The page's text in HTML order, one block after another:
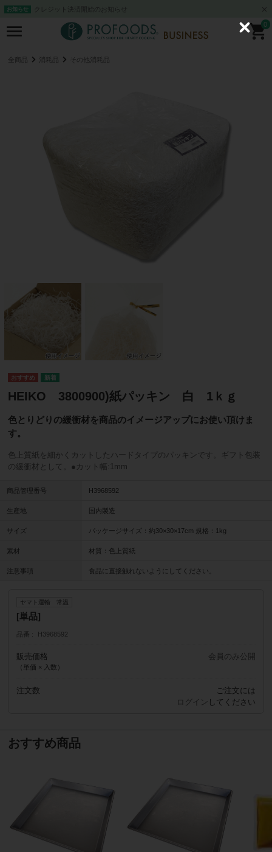
お知らせ クレジット決済開始のお知らせ
0
全商品 消耗品 その他消耗品
HEIKO 3800900)紙パッキン 白 1ｋｇ
色とりどりの緩衝材を商品のイメージアップにお使い頂けま
す。
色上質紙を細かくカットしたハードタイプのパッキンです。ギフト包装
の緩衝材として。●カット幅:1mm
商品管理番号 H3968592
生産地 国内製造
サイズ パッケージサイズ：約30×30×17cm 規格：1kg
素材 材質：色上質紙
注意事項 食品に直接触れないようにしてください。
ヤマト運輸 常温
[単品]
品番 H3968592
販売価格
（単価 × 入数）
会員のみ公開
注文数
ご注文には
ログイン してください
おすすめ商品
C